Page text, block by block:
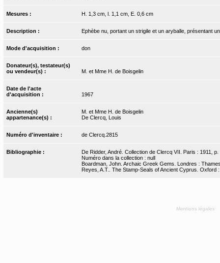
Mesures : H. 1,3 cm, l. 1,1 cm, E. 0,6 cm
Description : Ephèbe nu, portant un strigile et un aryballe, présentant
Mode d'acquisition : don
Donateur(s), testateur(s)
ou vendeur(s) :
M. et Mme H. de Boisgelin
Date de l'acte
d'acquisition :
1967
Ancienne(s)
appartenance(s) :
M. et Mme H. de Boisgelin
De Clercq, Louis
Numéro d'inventaire : de Clercq.2815
Bibliographie :
De Ridder, André. Collection de Clercq VII. Paris : 1911, p.
Numéro dans la collection : null
Boardman, John. Archaic Greek Gems. Londres :
Reyes, A.T.. The Stamp-Seals of Ancient Cyprus. Oxford
Mentions légales